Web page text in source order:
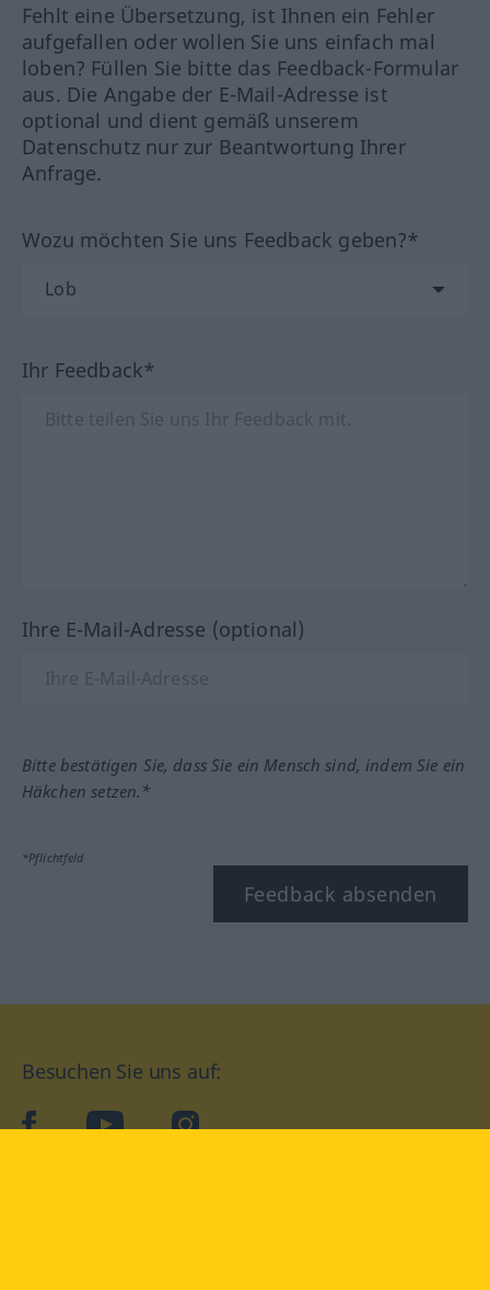
Fehlt eine Übersetzung, ist Ihnen ein Fehler
aufgefallen oder wollen Sie uns einfach mal
loben? Füllen Sie bitte das Feedback-Formular
aus. Die Angabe der E-Mail-Adresse ist
optional und dient gemäß unserem
Datenschutz nur zur Beantwortung Ihrer
Anfrage.
Wozu möchten Sie uns Feedback geben?*
Ihr Feedback*
Ihre E-Mail-Adresse (optional)
Bitte bestätigen Sie, dass Sie ein Mensch sind, indem Sie ein
Häkchen setzen.*
*Pflichtfeld
Feedback absenden
Besuchen Sie uns auf:
facebookYouTube Instagram